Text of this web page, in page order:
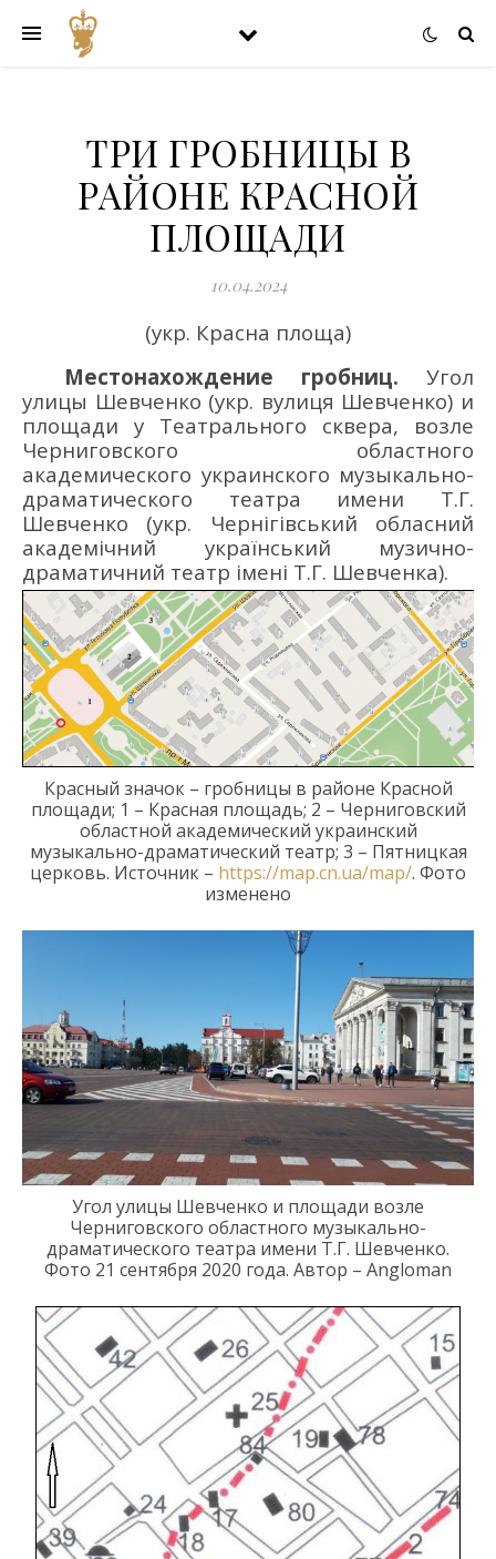
ТРИ ГРОБНИЦЫ В
РАЙОНЕ КРАСНОЙ
ПЛОЩАДИ
10.04.2024
(укр. Красна площа)
Местонахождение гробниц.
Угол
улицы Шевченко (укр. вулиця Шевченко) и
площади у Театрального сквера, возле
Черниговского областного
академического украинского музыкально-
драматического театра имени Т.Г.
Шевченко (укр. Чернігівський обласний
академічний український музично-
драматичний театр імені Т.Г. Шевченка).
Красный значок – гробницы в районе Красной
площади; 1 – Красная площадь; 2 – Черниговский
областной академический украинский
музыкально-драматический театр; 3 – Пятницкая
церковь. Источник – https://map.cn.ua/map/. Фото
изменено
Угол улицы Шевченко и площади возле
Черниговского областного музыкально-
драматического театра имени Т.Г. Шевченко.
Фото 21 сентября 2020 года. Автор – Angloman